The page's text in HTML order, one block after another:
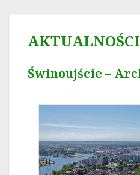
AKTUALNOŚCI
Świnoujście –